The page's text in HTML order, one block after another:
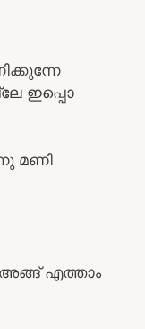
ഇപ്പൊ
മണി
എത്താം